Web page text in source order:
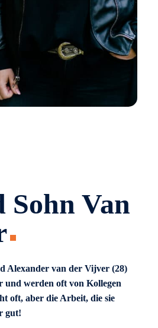
Sohn Van
Alexander van der Vijver (28)
und werden oft von Kollegen
oft, aber die Arbeit, die sie
gut!